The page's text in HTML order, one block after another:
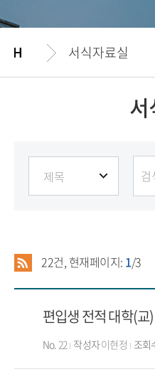
서식자료실
22건, 현재페이지: 1/3
편입생 전적 대학(교
No. 22 작성자이현정 조회